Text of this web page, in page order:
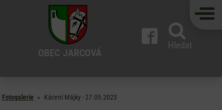
OBEC JARCOVÁ
Hledat
Fotogalerie » Kácení Májky - 27.05.2023